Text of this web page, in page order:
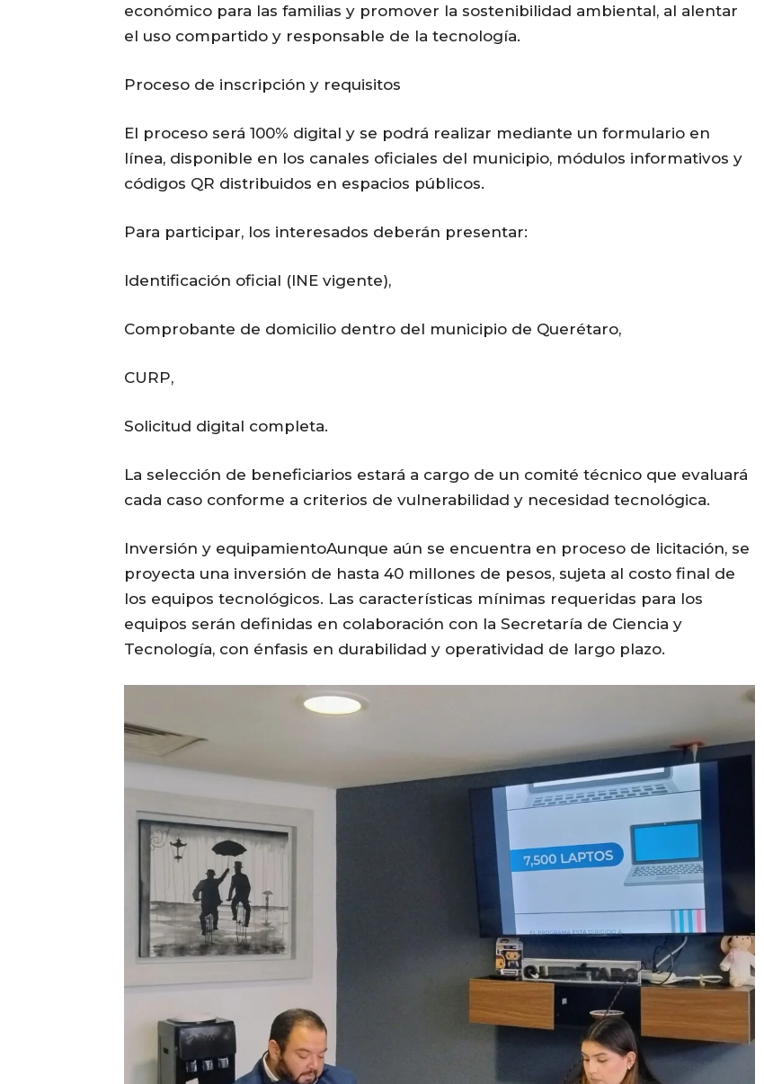
económico para las familias y promover la sostenibilidad ambiental, al alentar
el uso compartido y responsable de la tecnología.
Proceso de inscripción y requisitos
El proceso será 100% digital y se podrá realizar mediante un formulario en
línea, disponible en los canales oficiales del municipio, módulos informativos y
códigos QR distribuidos en espacios públicos.
Para participar, los interesados deberán presentar:
Identificación oficial (INE vigente),
Comprobante de domicilio dentro del municipio de Querétaro,
CURP,
Solicitud digital completa.
La selección de beneficiarios estará a cargo de un comité técnico que evaluará
cada caso conforme a criterios de vulnerabilidad y necesidad tecnológica.
Inversión y equipamientoAunque aún se encuentra en proceso de licitación, se
proyecta una inversión de hasta 40 millones de pesos, sujeta al costo final de
los equipos tecnológicos. Las características mínimas requeridas para los
equipos serán definidas en colaboración con la Secretaría de Ciencia y
Tecnología, con énfasis en durabilidad y operatividad de largo plazo.